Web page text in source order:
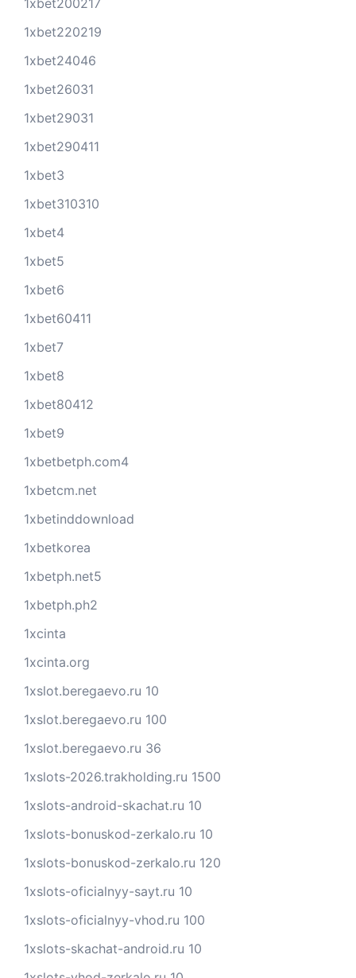
1xbet220219
1xbet24046
1xbet26031
1xbet29031
1xbet290411
1xbet3
1xbet310310
1xbet4
1xbet5
1xbet6
1xbet60411
1xbet7
1xbet8
1xbet80412
1xbet9
1xbetbetph.com4
1xbetcm.net
1xbetinddownload
1xbetkorea
1xbetph.net5
1xbetph.ph2
1xcinta
1xcinta.org
1xslot.beregaevo.ru 10
1xslot.beregaevo.ru 100
1xslot.beregaevo.ru 36
1xslots-2026.trakholding.ru 1500
1xslots-android-skachat.ru 10
1xslots-bonuskod-zerkalo.ru 10
1xslots-bonuskod-zerkalo.ru 120
1xslots-oficialnyy-sayt.ru 10
1xslots-oficialnyy-vhod.ru 100
1xslots-skachat-android.ru 10